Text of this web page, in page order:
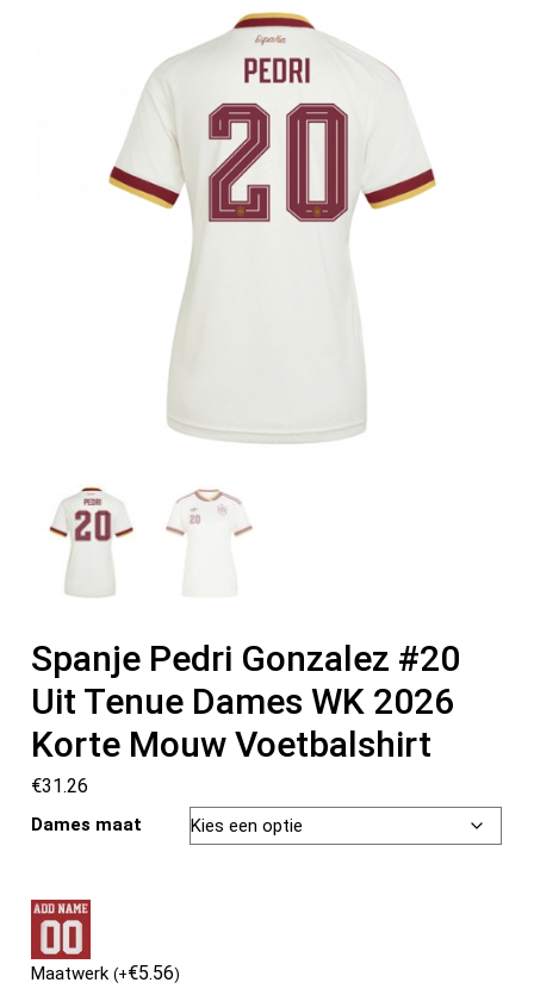
Spanje Pedri Gonzalez #20
Uit Tenue Dames WK 2026
Korte Mouw Voetbalshirt
€31.26
Dames maat
Maatwerk(+€5.56)